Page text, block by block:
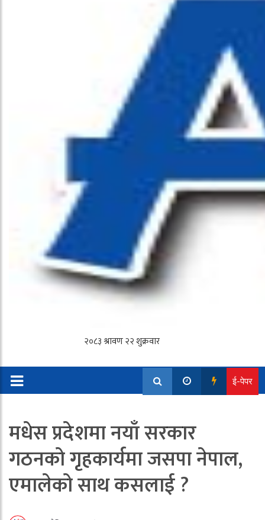
ई-पेपर
मधेस प्रदेशमा नयाँ सरकार
गठनको गृहकार्यमा जसपा नेपाल,
एमालेको साथ कसलाई ?